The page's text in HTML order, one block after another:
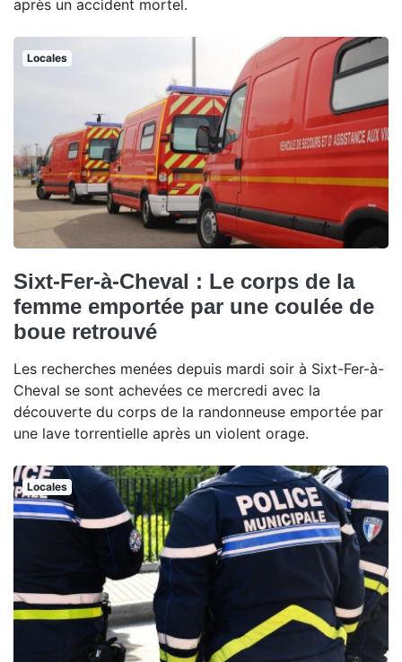
après un accident mortel.
Locales
Sixt-Fer-à-Cheval : Le corps de la
femme emportée par une coulée de
boue retrouvé
Les recherches menées depuis mardi soir à Sixt-Fer-à-
Cheval se sont achevées ce mercredi avec la
découverte du corps de la randonneuse emportée par
une lave torrentielle après un violent orage.
Locales